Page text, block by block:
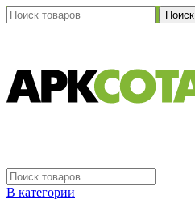
Поиск
В категории